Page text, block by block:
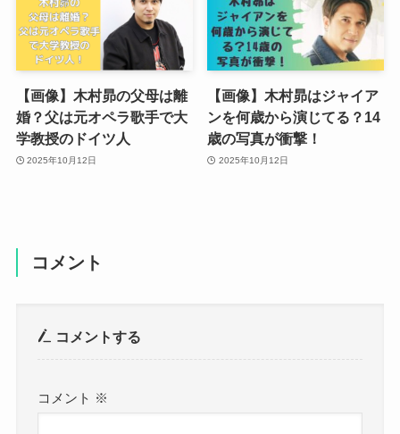
【画像】木村昴の父母は離
婚？父は元オペラ歌手で大
学教授のドイツ人
2025年10月12日
【画像】木村昴はジャイア
ンを何歳から演じてる？14
歳の写真が衝撃！
2025年10月12日
コメント
コメントする
コメント ※